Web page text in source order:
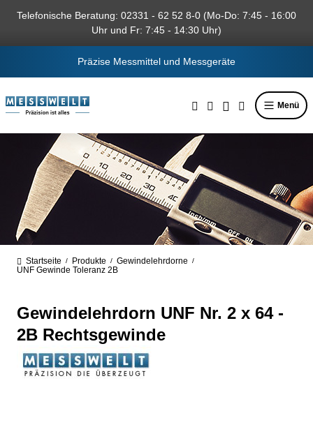
springen
Telefonische Beratung: 02331 - 62 52 8-0 (Mo-Do: 7:45 - 16:00
Uhr und Fr: 7:45 - 14:30 Uhr)
Präzise Messmittel und Messgeräte
Menü
Startseite / Produkte / Gewindelehrdorne /
UNF Gewinde Toleranz 2B
Gewindelehrdorn UNF Nr. 2 x 64 -
2B Rechtsgewinde